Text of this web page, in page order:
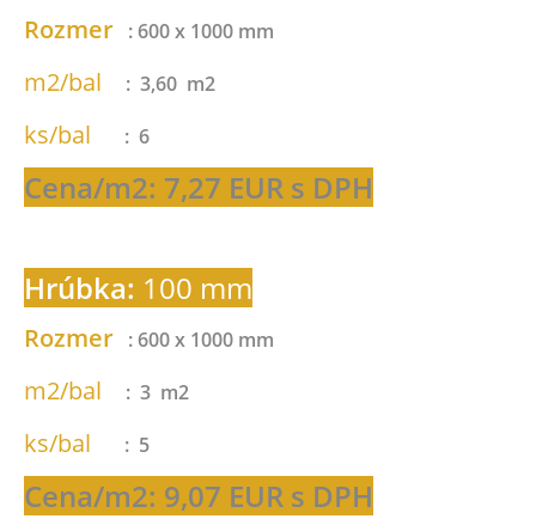
Rozmer : 600 x 1000 mm
m2/bal : 3,60 m2
ks/bal : 6
Cena/m2: 7,27 EUR s DPH
Hrúbka: 100 mm
Rozmer : 600 x 1000 mm
m2/bal : 3 m2
ks/bal : 5
Cena/m2: 9,07 EUR s DPH